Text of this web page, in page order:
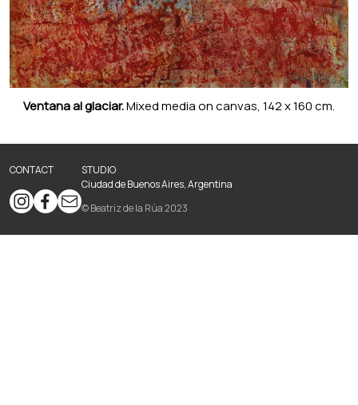
News
Ventana al glaciar.Mixed media on canvas, 142 x 160 cm.
CONTACT
STUDIO
Ciudad de Buenos Aires, Argentina
© Beatriz de la Rúa 2023